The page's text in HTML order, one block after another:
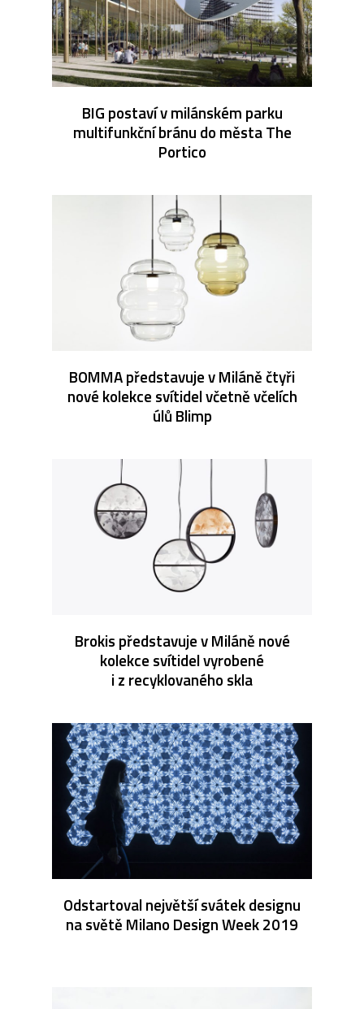
BIG postaví v milánském parku
multifunkční bránu do města The
Portico
BOMMA představuje v Miláně čtyři
nové kolekce svítidel včetně včelích
úlů Blimp
Brokis představuje v Miláně nové
kolekce svítidel vyrobené
i z recyklovaného skla
Odstartoval největší svátek designu
na světě Milano Design Week 2019